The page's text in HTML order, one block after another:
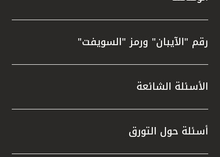
رقم "الآيبان" ورمز "السويفت"
الأسئلة الشائعة
أسئلة حول التورق